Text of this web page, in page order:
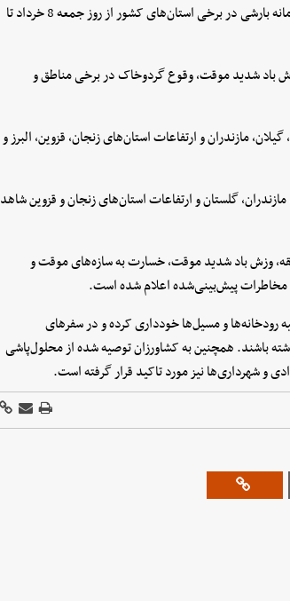
سازمان هواشناسی همچنین طی هشداری در سطح زرد از فعالیت سامانه بارشی در برخی استان‌های کشور از روز جمعه 8 خرداد تا
وزش باد شدید موقت، وقوع گردوخاک در برخی مناطق و
مازندران و ارتفاعات استان‌های زنجان، قزوین، البرز و
مازندران، گلستان و ارتفاعات استان‌های زنجان و قزوین شاهد
وزش باد شدید موقت، خسارت به سازه‌های موقت و
پیش‌بینی‌شده اعلام شده است.
رودخانه‌ها و مسیل‌ها خودداری کرده و در سفرهای
باشند. همچنین به کشاورزان توصیه شده از محلول‌پاشی
و شهرداری‌ها نیز مورد تاکید قرار گرفته است.